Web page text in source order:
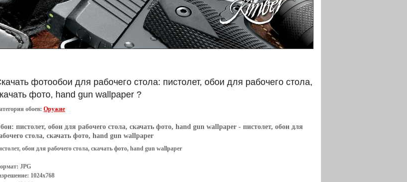
фотообои для рабочего стола: пистолет, обои для рабочего стола,
фото, hand gun wallpaper ?
обоев:Оружие
пистолет, обои для рабочего стола, скачать фото, hand gun wallpaper - пистолет, обои для
стола, скачать фото, hand gun wallpaper
обои для рабочего стола, скачать фото, hand gun wallpaper
JPG
1024x768